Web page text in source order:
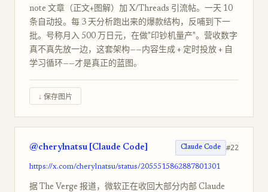
note 文章（正文+图解）加 X/Threads 引流帖。一天 10
条自动投。每 3 天分析跑出来的爆款结构，反哺到下一
批。号称月入 500 万日元，在做"印钞机量产"。营收数字
真不真先放一边，这套架构——内容生成 + 定时投放 + 自
学习循环——才是真正的蓝图。
↓ 保存图片
@cherylnatsu [Claude Code] Claude Code #22
https://x.com/cherylnatsu/status/2055515862887801301
据 The Verge 报道，微软正在收回大部分内部 Claude